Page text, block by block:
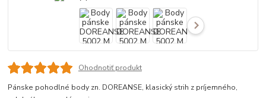
Ohodnotiť produkt
Pánske pohodlné body zn. DOREANSE, klasický strih z príjemného,